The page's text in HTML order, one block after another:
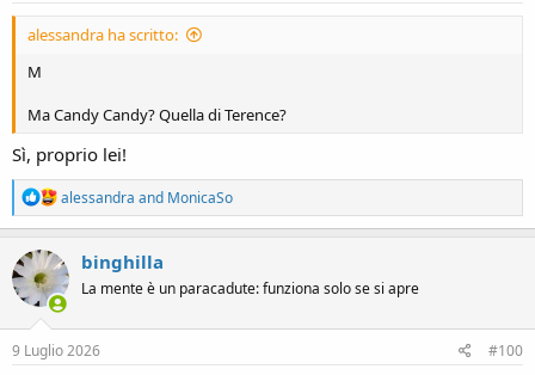
alessandra ha scritto:
M
Ma Candy Candy? Quella di Terence?
Sì, proprio lei!
R
e
a
t
i
o
n
s
alessandra and MonicaSo
binghilla
La mente è un paracadute: funziona solo se si apre
9 Luglio 2026 #100